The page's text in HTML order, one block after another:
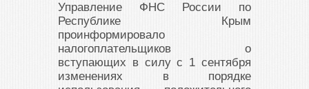
Управление ФНС России по
Республике Крым
проинформировало
налогоплательщиков о
вступающих в силу с 1 сентября
изменениях в порядке